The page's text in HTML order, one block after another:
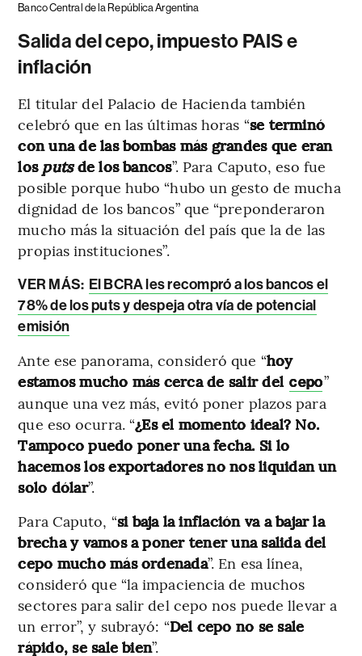
Banco Central de la República Argentina
Salida del cepo, impuesto PAIS e
inflación
El titular del Palacio de Hacienda también
celebró que en las últimas horas “se terminó
con una de las bombas más grandes que eran
los putsde los bancos”. Para Caputo, eso fue
posible porque hubo “hubo un gesto de mucha
dignidad de los bancos” que “preponderaron
mucho más la situación del país que la de las
propias instituciones”.
VER MÁS: El BCRA les recompró a los bancos el
78% de los puts y despeja otra vía de potencial
emisión
Ante ese panorama, consideró que “hoy
estamos mucho más cerca de salir del cepo”
aunque una vez más, evitó poner plazos para
que eso ocurra. “¿Es el momento ideal? No.
Tampoco puedo poner una fecha. Si lo
hacemos los exportadores no nos liquidan un
solo dólar”.
Para Caputo, “si baja la inflación va a bajar la
brecha y vamos a poner tener una salida del
cepo mucho más ordenada”. En esa línea,
consideró que “la impaciencia de muchos
sectores para salir del cepo nos puede llevar a
un error”, y subrayó: “Del cepo no se sale
rápido, se sale bien”.